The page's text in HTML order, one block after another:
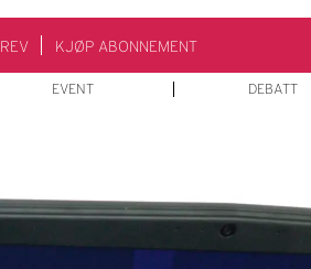
KJØP ABONNEMENT
EVENT DEBATT